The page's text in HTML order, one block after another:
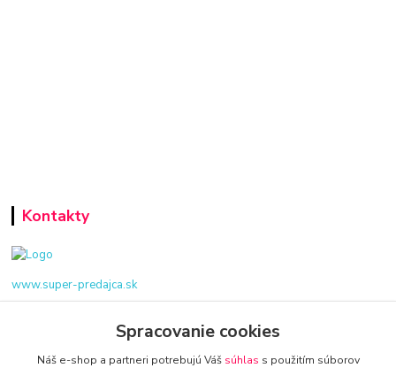
Kontakty
www.super-predajca.sk
info@kamenik.sk
Spracovanie cookies
Náš e-shop a partneri potrebujú Váš súhlas s použitím súborov